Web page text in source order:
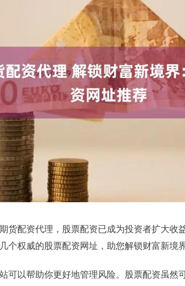
货配资代理，股票配资已成为投资者扩大收
个权威的股票配资网址，助您解锁财富新境
可以帮助你更好地管理风险。股票配资虽然